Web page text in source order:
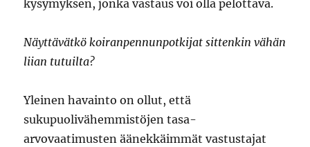
kysymyksen, jonka vastaus voi olla pelottava.
Näyttävätkö koiranpennunpotkijat sittenkin vähän
liian tutuilta?
Yleinen havainto on ollut, että
sukupuolivähemmistöjen tasa-
arvovaatimusten äänekkäimmät vastustajat